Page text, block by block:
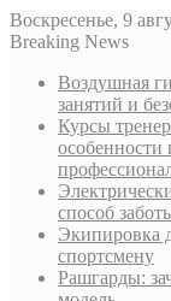
Воскресенье, 9
Breaking News
Воздушная
занятий и
Курсы
особенности
способ
Экипировка
спортсмену
Рашгарды: